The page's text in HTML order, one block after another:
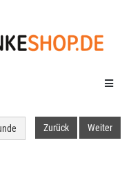
Menü
Zurück Weiter